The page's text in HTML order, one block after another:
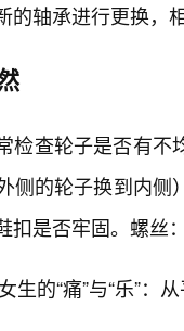
的轴承进行更换，
检查轮子是否有不
侧的轮子换到内
扣是否牢固。螺丝
生的“痛”与“乐”：